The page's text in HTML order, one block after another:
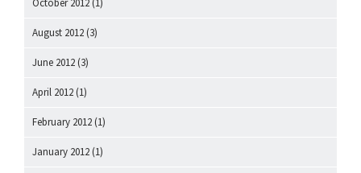
October 2012 (1)
August 2012 (3)
June 2012 (3)
April 2012 (1)
February 2012 (1)
January 2012 (1)